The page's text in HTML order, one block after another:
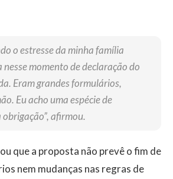
o estresse da minha família
momento de declaração do
Eram grandes formulários,
Eu acho uma espécie de
afirmou.
que a proposta não prevê o fim de
nem mudanças nas regras de